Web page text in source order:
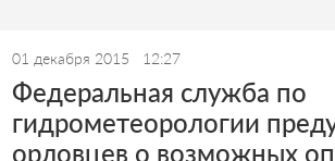
01 декабря 2015 12:27
Федеральная служба по
гидрометеорологии
орловцев о возможных